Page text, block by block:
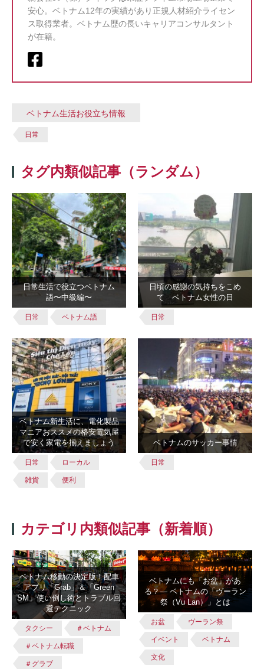
安心。ベトナム12年の実績があり正規人材紹介ライセン
ス取得業者。ベトナム歴の長いキャリアコンサルタント
が在籍。
ベトナム生活お役立ち情報
日常
タグ内類似記事（ランダム）
日常生活で役立つベトナム
語〜中級編〜
日常 ベトナム語
日頃の感謝の気持ちをこめ
て ベトナム女性の日
日常
ベトナム新生活に、電化製品
マニアおススメの格安電気屋
で安く家電を揃えましょう
日常 ローカル
雑貨 便利
ベトナムのサッカー事情
日常
カテゴリ内類似記事（新着順）
ベトナム移動の決定版！配車
アプリ「Grab」＆「Green
SM」使い倒し術とトラブル回
避テクニック
タクシー ＃ベトナム
＃ベトナム転職
＃グラブ
ベトナムにも「お盆」があ
る？― ベトナムの「ヴーラン
祭（Vu Lan）」とは
お盆 ヴーラン祭
イベント ベトナム
文化